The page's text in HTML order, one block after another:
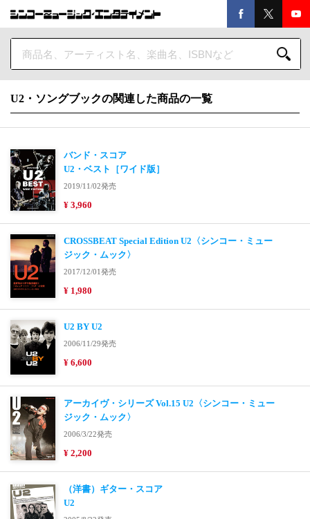
U2・ソングブックの関連した商品の一覧
バンド・スコア
U2・ベスト［ワイド版］
2019/11/02発売
¥ 3,960
CROSSBEAT Special Edition U2〈シンコー・ミュー
ジック・ムック〉
2017/12/01発売
¥ 1,980
U2 BY U2
2006/11/29発売
¥ 6,600
アーカイヴ・シリーズ Vol.15 U2〈シンコー・ミュー
ジック・ムック〉
2006/3/22発売
¥ 2,200
（洋書）ギター・スコア
U2